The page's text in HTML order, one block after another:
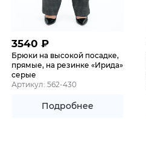
3540 ₽
Брюки на высокой посадке,
прямые, на резинке «Ирида»
серые
Артикул: 562-430
Подробнее